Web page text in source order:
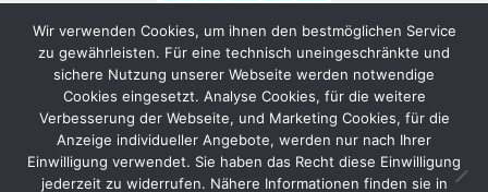
Wir verwenden Cookies, um ihnen den bestmöglichen Service
zu gewährleisten. Für eine technisch uneingeschränkte und
sichere Nutzung unserer Webseite werden notwendige
Cookies eingesetzt. Analyse Cookies, für die weitere
Verbesserung der Webseite, und Marketing Cookies, für die
Anzeige individueller Angebote, werden nur nach Ihrer
Einwilligung verwendet. Sie haben das Recht diese Einwilligung
jederzeit zu widerrufen. Nähere Informationen finden sie in